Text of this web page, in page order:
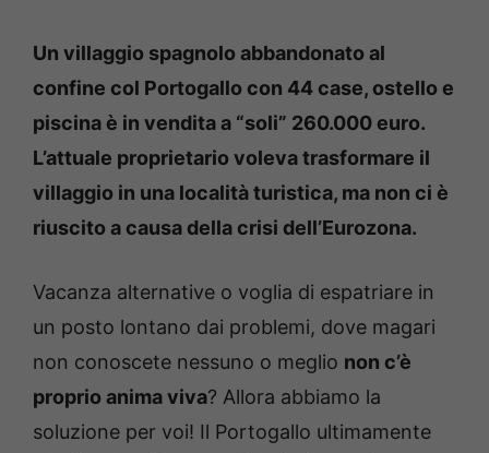
Un villaggio spagnolo abbandonato al
confine col Portogallo con 44 case, ostello e
piscina è in vendita a “soli” 260.000 euro.
L’attuale proprietario voleva trasformare il
villaggio in una località turistica, ma non ci è
riuscito a causa della crisi dell’Eurozona.
Vacanza alternative o voglia di espatriare in
un posto lontano dai problemi, dove magari
non conoscete nessuno o meglio non c’è
proprio anima viva? Allora abbiamo la
soluzione per voi! Il Portogallo ultimamente